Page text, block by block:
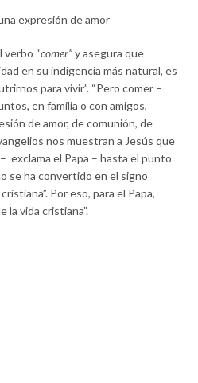
expresión de amor
verbo “comer”y asegura que
en su indigencia más natural, es
para vivir”. “Pero comer –
en familia o con amigos,
de amor, de comunión, de
nos muestran a Jesús que
exclama el Papa – hasta el punto
se ha convertido en el signo
Por eso, para el Papa,
la vida cristiana”.